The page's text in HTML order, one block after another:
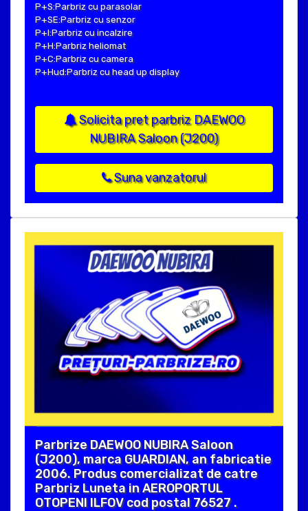
P+S:Parbriz cu parasolar
P+SE:Parbriz cu senzor
P+I:Parbriz cu incalzire
P+H:Parbriz heliomat
P+C:Parbriz cu camera
P+Hud:Parbriz cu head up display
Solicita pret parbriz DAEWOO
NUBIRA Saloon (J200)
Suna vanzatorul
Parbrize DAEWOO NUBIRA Saloon
(J200), marca GUARDIAN, an fabricatie
2006. Produs comercializat de catre
Parbriz Luneta in AEROPORTUL
OTOPENI ILFOV cod postal 76527 .